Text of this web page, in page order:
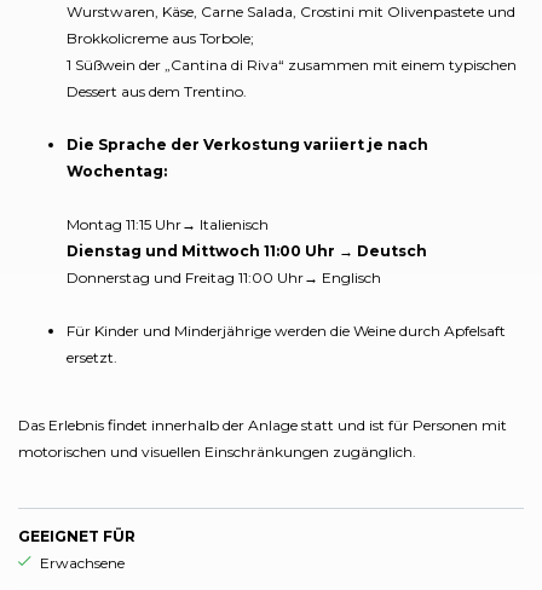
Wurstwaren, Käse, Carne Salada, Crostini mit Olivenpastete und
Brokkolicreme aus Torbole;
1 Süßwein der „Cantina di Riva“ zusammen mit einem typischen
Dessert aus dem Trentino.
Die Sprache der Verkostung variiert je nach
Wochentag:
Montag 11:15 Uhr→ Italienisch
Dienstag und Mittwoch 11:00 Uhr → Deutsch
Donnerstag und Freitag 11:00 Uhr→ Englisch
Für Kinder und Minderjährige werden die Weine durch Apfelsaft
ersetzt.
Das Erlebnis findet innerhalb der Anlage statt und ist für Personen mit
motorischen und visuellen Einschränkungen zugänglich.
GEEIGNET FÜR
aria.ds_experience.suitable_for_prefix
Erwachsene